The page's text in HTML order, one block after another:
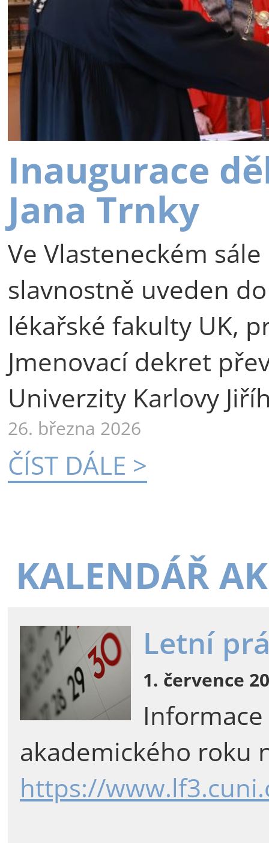
Inaugurace
Jana Trnky
Ve Vlasteneckém
slavnostně uveden
lékařské fakulty UK,
Jmenovací dekret
Univerzity Karlovy
26. března 2026
ČÍST DÁLE >
KALENDÁŘ
Letní
1. července
akademického roku
https://